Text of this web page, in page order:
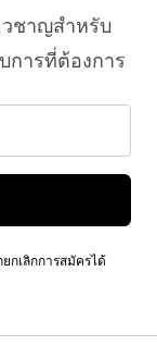
วชาญสำหรับ
การที่ต้องการ
กเลิกการสมัครได้